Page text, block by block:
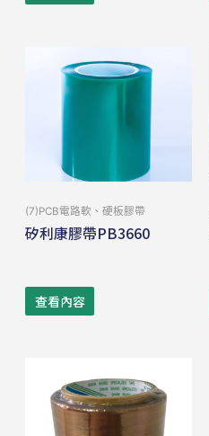
(7)PCB電路軟、硬板膠帶
矽利康膠帶PB3660
查看內容